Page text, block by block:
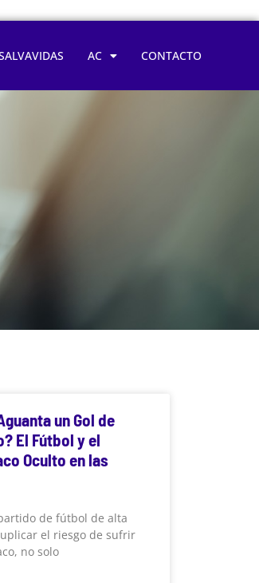
AC CONTACTO
un Gol de
El Fútbol y el
Oculto en las
de fútbol de alta
el riesgo de sufrir
no solo